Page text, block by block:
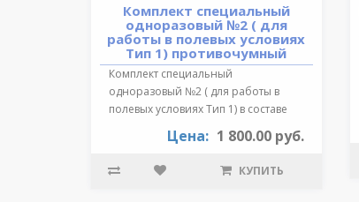
Комплект специальный
одноразовый №2 ( для
работы в полевых условиях
Тип 1) противочумный
Комплект специальный
одноразовый №2 ( для работы в
полевых условиях Тип 1) в составе
Цена: 1 800.00 руб.
КУПИТЬ